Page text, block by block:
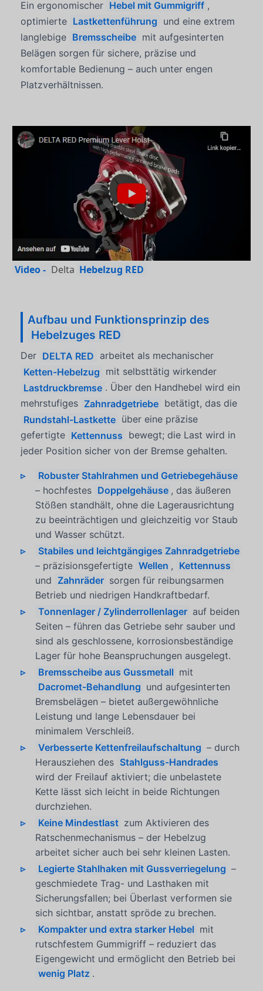
Ein ergonomischer Hebel mit Gummigriff ,
optimierte Lastkettenführung und eine extrem
langlebige Bremsscheibe mit aufgesinterten
Belägen sorgen für sichere, präzise und
komfortable Bedienung – auch unter engen
Platzverhältnissen.
Video - Delta Hebelzug RED
Aufbau und Funktionsprinzip des
Hebelzuges RED
Der DELTA RED arbeitet als mechanischer
Ketten-Hebelzug mit selbsttätig wirkender
Lastdruckbremse . Über den Handhebel wird ein
mehrstufiges Zahnradgetriebe betätigt, das die
Rundstahl-Lastkette über eine präzise
gefertigte Kettennuss bewegt; die Last wird in
jeder Position sicher von der Bremse gehalten.
Robuster Stahlrahmen und Getriebegehäuse
– hochfestes Doppelgehäuse , das äußeren
Stößen standhält, ohne die Lagerausrichtung
zu beeinträchtigen und gleichzeitig vor Staub
und Wasser schützt.
Stabiles und leichtgängiges Zahnradgetriebe
– präzisionsgefertigte Wellen , Kettennuss
und Zahnräder sorgen für reibungsarmen
Betrieb und niedrigen Handkraftbedarf.
Tonnenlager / Zylinderrollenlager auf beiden
Seiten – führen das Getriebe sehr sauber und
sind als geschlossene, korrosionsbeständige
Lager für hohe Beanspruchungen ausgelegt.
Bremsscheibe aus Gussmetall mit
Dacromet-Behandlung und aufgesinterten
Bremsbelägen – bietet außergewöhnliche
Leistung und lange Lebensdauer bei
minimalem Verschleiß.
Verbesserte Kettenfreilaufschaltung – durch
Herausziehen des Stahlguss-Handrades
wird der Freilauf aktiviert; die unbelastete
Kette lässt sich leicht in beide Richtungen
durchziehen.
Keine Mindestlast zum Aktivieren des
Ratschenmechanismus – der Hebelzug
arbeitet sicher auch bei sehr kleinen Lasten.
Legierte Stahlhaken mit Gussverriegelung –
geschmiedete Trag- und Lasthaken mit
Sicherungsfallen; bei Überlast verformen sie
sich sichtbar, anstatt spröde zu brechen.
Kompakter und extra starker Hebel mit
rutschfestem Gummigriff – reduziert das
Eigengewicht und ermöglicht den Betrieb bei
wenig Platz .